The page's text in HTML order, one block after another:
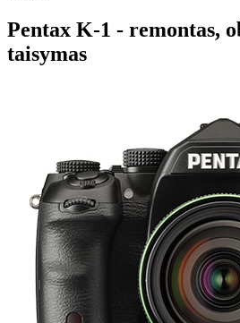
Pentax K-1 - remontas,
taisymas